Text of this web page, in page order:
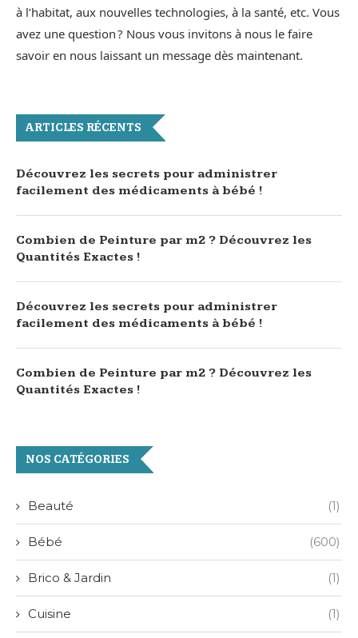
à l’habitat, aux nouvelles technologies, à la santé, etc. Vous
avez une question ? Nous vous invitons à nous le faire
savoir en nous laissant un message dès maintenant.
ARTICLES RÉCENTS
Découvrez les secrets pour administrer
facilement des médicaments à bébé !
Combien de Peinture par m2 ? Découvrez les
Quantités Exactes !
Découvrez les secrets pour administrer
facilement des médicaments à bébé !
Combien de Peinture par m2 ? Découvrez les
Quantités Exactes !
NOS CATÉGORIES
Beauté (1)
Bébé (600)
Brico & Jardin (1)
Cuisine (1)